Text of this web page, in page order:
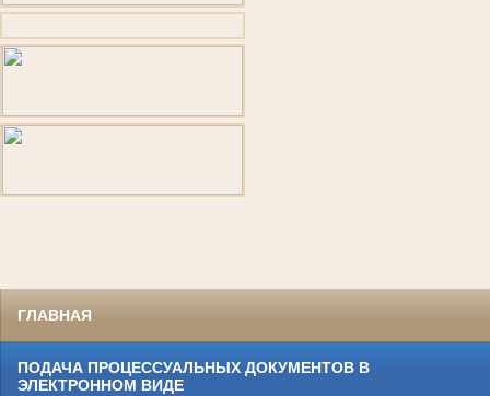
ГЛАВНАЯ
ПОДАЧА ПРОЦЕССУАЛЬНЫХ ДОКУМЕНТОВ В
ЭЛЕКТРОННОМ ВИДЕ